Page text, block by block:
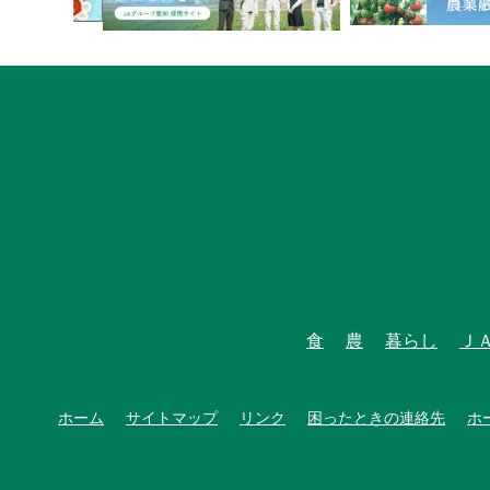
食 農 暮らし Ｊ
ホーム サイトマップ リンク 困ったときの連絡先 ホ